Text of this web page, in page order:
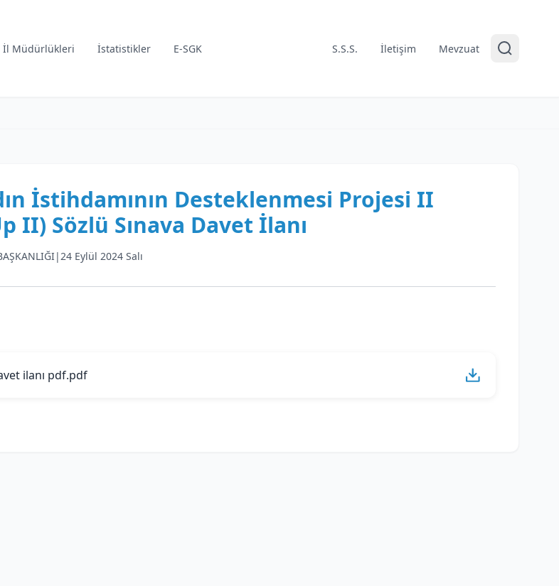
İl Müdürlükleri İstatistikler E-SGK S.S.S. İletişim Mevzuat
İstihdamının Desteklenmesi Projesi II
II) Sözlü Sınava Davet İlanı
|24 Eylül 2024 Salı
ilanı pdf.pdf